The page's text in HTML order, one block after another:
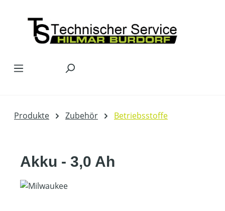
Produkte Zubehör Betriebsstoffe
Akku - 3,0 Ah